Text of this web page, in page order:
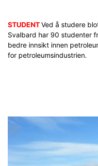
STUDENTVed å studere
Svalbard har 90 studenter
bedre innsikt innen
for petroleumsindustrien.